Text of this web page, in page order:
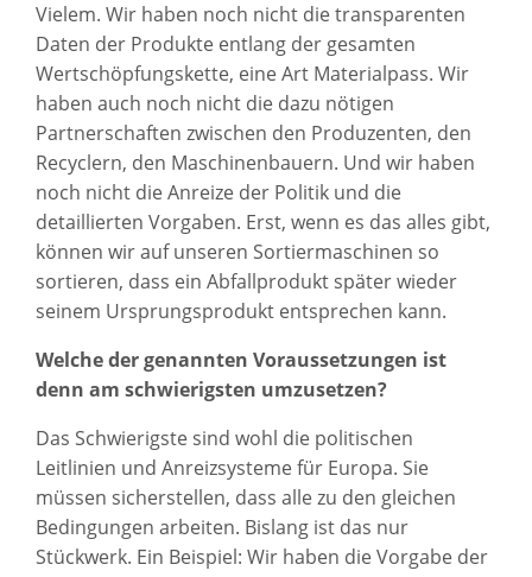
Vielem. Wir haben noch nicht die transparenten
Daten der Produkte entlang der gesamten
Wertschöpfungskette, eine Art Materialpass. Wir
haben auch noch nicht die dazu nötigen
Partnerschaften zwischen den Produzenten, den
Recyclern, den Maschinenbauern. Und wir haben
noch nicht die Anreize der Politik und die
detaillierten Vorgaben. Erst, wenn es das alles gibt,
können wir auf unseren Sortiermaschinen so
sortieren, dass ein Abfallprodukt später wieder
seinem Ursprungsprodukt entsprechen kann.
Welche der genannten Voraussetzungen ist
denn am schwierigsten umzusetzen?
Das Schwierigste sind wohl die politischen
Leitlinien und Anreizsysteme für Europa. Sie
müssen sicherstellen, dass alle zu den gleichen
Bedingungen arbeiten. Bislang ist das nur
Stückwerk. Ein Beispiel: Wir haben die Vorgabe der